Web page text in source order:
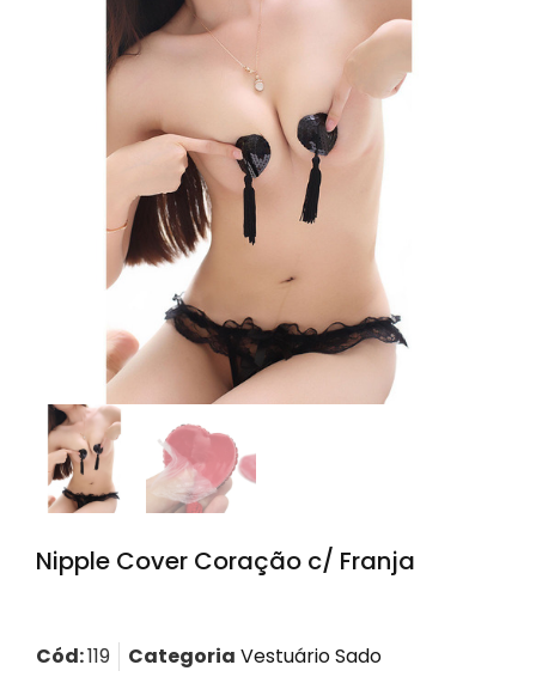
Nipple Cover Coração c/ Franja
Cód:119 Categoria Vestuário Sado